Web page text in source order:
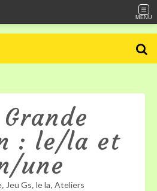
MENU
: le/la et
une
, Jeu Gs, le la, Ateliers